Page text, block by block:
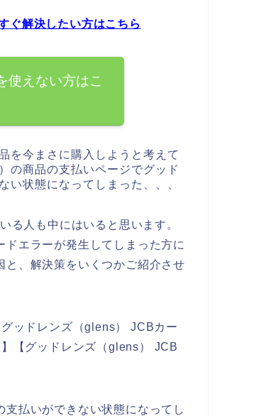
ぐ解決したい方はこちら
使えない方はこ
を今まさに購入しようと考えて
の商品の支払いページでグッド
い状態になってしまった、、、
る人も中にはいると思います。
エラーが発生してしまった方に
、解決策をいくつかご紹介させ
ッドレンズ（glens） JCBカー
【グッドレンズ（glens） JCB
払いができない状態になってし